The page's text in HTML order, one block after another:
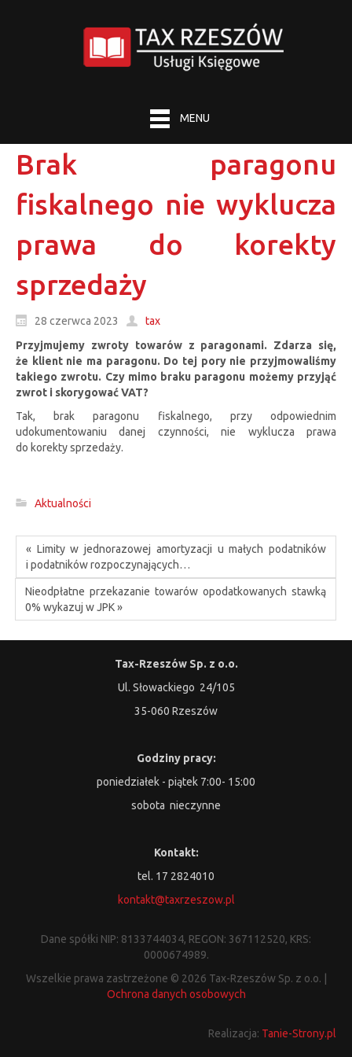
MENU
Brak paragonu
fiskalnego nie wyklucza
prawa do korekty
sprzedaży
28 czerwca 2023
tax
Przyjmujemy zwroty towarów z paragonami. Zdarza się,
że klient nie ma paragonu. Do tej pory nie przyjmowaliśmy
takiego zwrotu. Czy mimo braku paragonu możemy przyjąć
zwrot i skorygować VAT?
Tak, brak paragonu fiskalnego, przy odpowiednim
udokumentowaniu danej czynności, nie wyklucza prawa
do korekty sprzedaży.
Aktualności
« Limity w jednorazowej amortyzacji u małych podatników
i podatników rozpoczynających…
Nieodpłatne przekazanie towarów opodatkowanych stawką
0% wykazuj w JPK »
Tax-Rzeszów Sp. z o.o.
Ul. Słowackiego 24/105
35-060 Rzeszów
Godziny pracy:
poniedziałek - piątek 7:00- 15:00
sobota nieczynne
Kontakt:
tel. 17 2824010
kontakt@taxrzeszow.pl
Dane spółki NIP: 8133744034, REGON: 367112520, KRS:
0000674989.
Wszelkie prawa zastrzeżone © 2026 Tax-Rzeszów Sp. z o.o. |
Ochrona danych osobowych
Realizacja: Tanie-Strony.pl